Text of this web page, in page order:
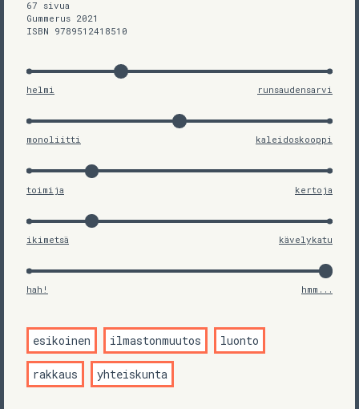
67 sivua
Gummerus 2021
ISBN 9789512418510
helmi runsaudensarvi
monoliitti kaleidoskooppi
toimija kertoja
ikimetsä kävelykatu
hah! hmm...
esikoinen ilmastonmuutos luonto
rakkaus yhteiskunta